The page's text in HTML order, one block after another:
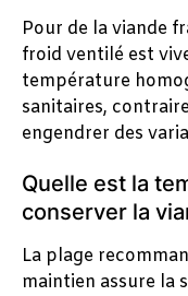
Pour de la viande
froid ventilé est
température
sanitaires,
engendrer des
Quelle est la
conserver la
La plage
maintien assure la